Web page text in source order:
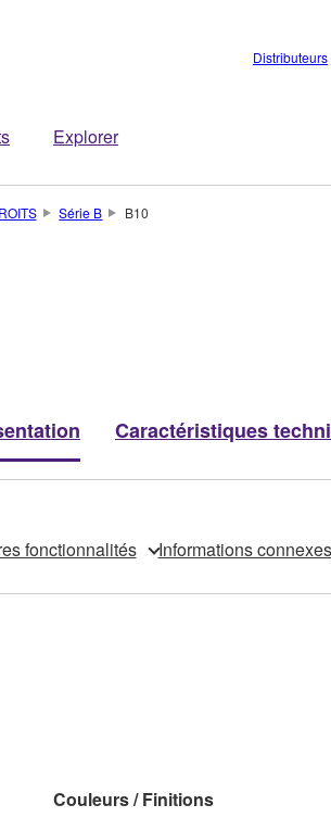
Explorer
Distributeurs
Série B B10
Caractéristiques
fonctionnalités Informations connexes
Couleurs / Finitions